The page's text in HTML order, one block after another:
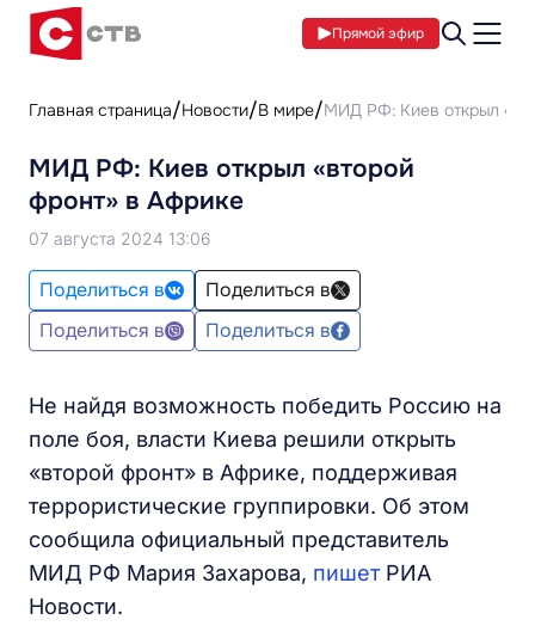
Прямой эфир
Главная страница Новости В мире МИД РФ: Киев открыл
МИД РФ: Киев открыл «второй
фронт» в Африке
07 августа 2024 13:06
Поделиться в
Поделиться в
Поделиться в
Поделиться в
Не найдя возможность победить Россию на
поле боя, власти Киева решили открыть
«второй фронт» в Африке, поддерживая
террористические группировки. Об этом
сообщила официальный представитель
МИД РФ Мария Захарова, пишетРИА
Новости.